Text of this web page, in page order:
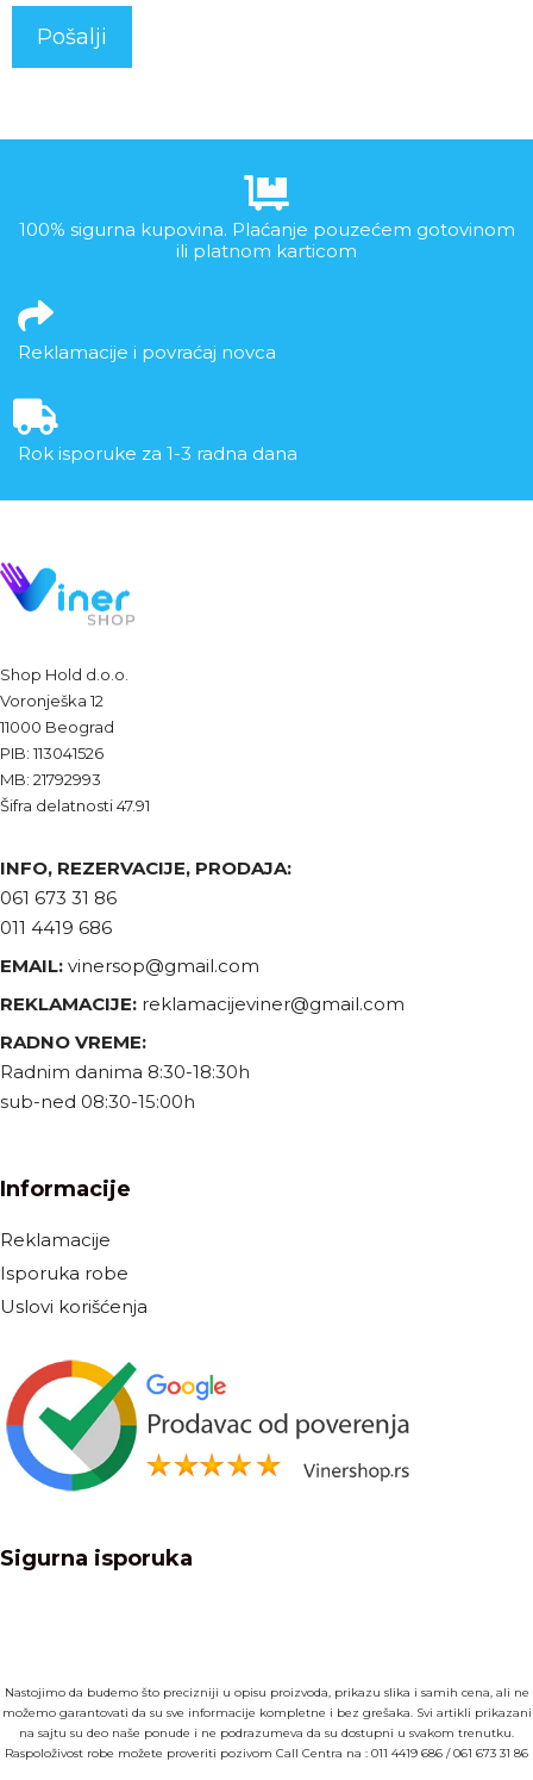
100% sigurna kupovina. Plaćanje pouzećem gotovinom
ili platnom karticom
Reklamacije i povraćaj novca
Rok isporuke za 1-3 radna dana
Shop Hold d.o.o.
Voronješka 12
11000 Beograd
PIB: 113041526
MB: 21792993
Šifra delatnosti 47.91
INFO, REZERVACIJE, PRODAJA:
061 673 31 86
011 4419 686
EMAIL: vinersop@gmail.com
REKLAMACIJE: reklamacijeviner@gmail.com
RADNO VREME:
Radnim danima 8:30-18:30h
sub-ned 08:30-15:00h
Informacije
Reklamacije
Isporuka robe
Uslovi korišćenja
Sigurna isporuka
Nastojimo da budemo što precizniji u opisu proizvoda, prikazu slika i samih cena, ali ne
možemo garantovati da su sve informacije kompletne i bez grešaka. Svi artikli prikazani
na sajtu su deo naše ponude i ne podrazumeva da su dostupni u svakom trenutku.
Raspoloživost robe možete proveriti pozivom Call Centra na : 011 4419 686 /061 673 31 86